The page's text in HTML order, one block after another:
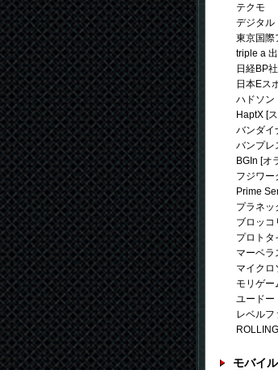
テクモ
デジタル
東京国際
triple a
日経BP社
日本Eス
ハドソン
HaptX [
バンダイ
バンプレ
BGIn [オ
フジワー
Prime
プラネッ
ブロッコ
プロトタ
マーベラ
マイクロ
モリゲー
ユードー
レベルフ
モバイ